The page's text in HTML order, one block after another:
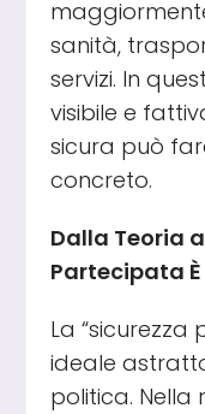
sanità,
servizi. In
visibile e
sicura può
concreto.
Dalla Teoria
Partecipata
La
ideale
politica. Nella